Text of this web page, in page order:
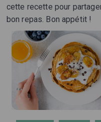
cette recette pour
bon repas. Bon appétit !